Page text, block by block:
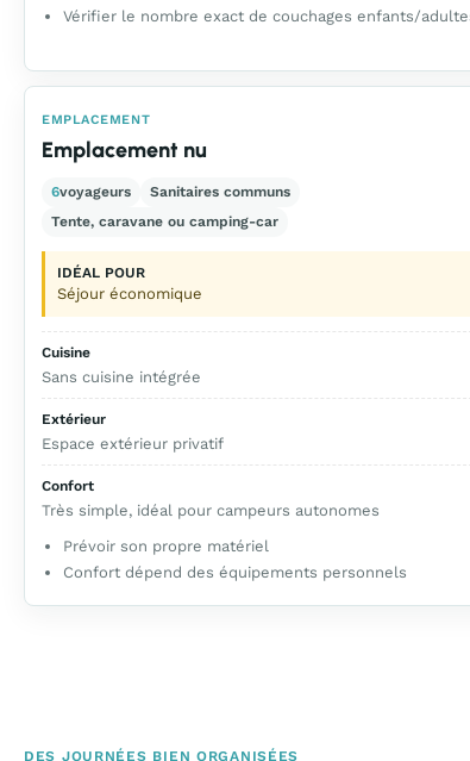
Vérifier le nombre exact de couchages enfants/
EMPLACEMENT
Emplacement nu
6voyageurs
Sanitaires communs
Tente, caravane ou camping-car
IDÉAL POUR
Séjour économique
Cuisine
Sans cuisine intégrée
Extérieur
Espace extérieur privatif
Confort
Très simple, idéal pour campeurs autonomes
Prévoir son propre matériel
Confort dépend des équipements personnels
DES JOURNÉES BIEN ORGANISÉES